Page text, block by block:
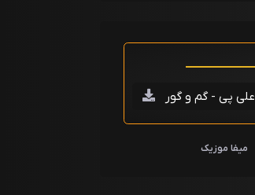
علی پی - گم و گور
میفا موزیک